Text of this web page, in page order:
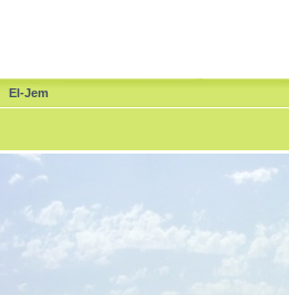
El-Jem